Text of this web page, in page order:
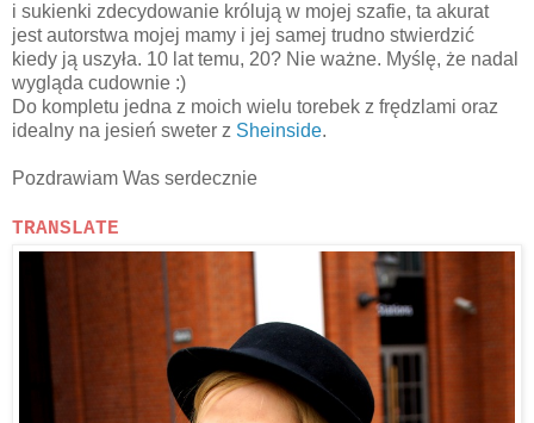
i sukienki zdecydowanie królują w mojej szafie, ta akurat
jest autorstwa mojej mamy i jej samej trudno stwierdzić
kiedy ją uszyła. 10 lat temu, 20? Nie ważne. Myślę, że nadal
wygląda cudownie :)
Do kompletu jedna z moich wielu torebek z frędzlami oraz
idealny na jesień sweter z Sheinside.
Pozdrawiam Was serdecznie
TRANSLATE